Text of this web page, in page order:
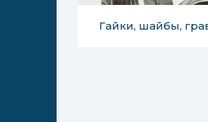
Гайки, шайбы,